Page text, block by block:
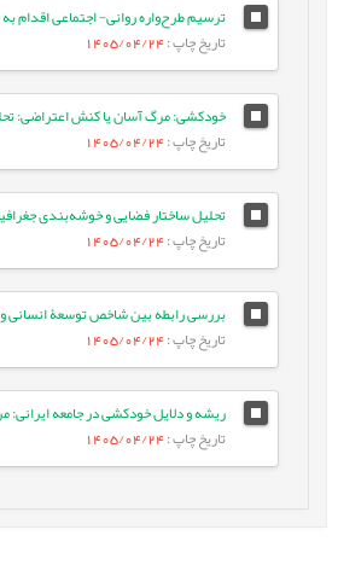
ترسیم طرح‌واره روانی- اجتماعی اقدام
تاریخ چاپ: 1405/04/24
تاریخ چاپ: 1405/04/24
تاریخ چاپ: 1405/04/24
تاریخ چاپ: 1405/04/24
تاریخ چاپ: 1405/04/24